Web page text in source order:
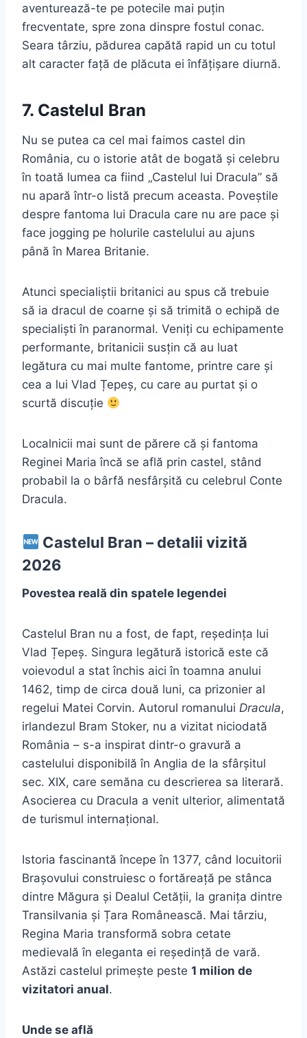
aventurează-te pe potecile mai puțin
frecventate, spre zona dinspre fostul conac.
Seara târziu, pădurea capătă rapid un cu totul
alt caracter față de plăcuta ei înfățișare diurnă.
7. Castelul Bran
Nu se putea ca cel mai faimos castel din
România, cu o istorie atât de bogată și celebru
în toată lumea ca fiind „Castelul lui Dracula” să
nu apară într-o listă precum aceasta. Poveștile
despre fantoma lui Dracula care nu are pace și
face jogging pe holurile castelului au ajuns
până în Marea Britanie.
Atunci specialiștii britanici au spus că trebuie
să ia dracul de coarne și să trimită o echipă de
specialiști în paranormal. Veniți cu echipamente
performante, britanicii susțin că au luat
legătura cu mai multe fantome, printre care și
cea a lui Vlad Țepeș, cu care au purtat și o
scurtă discuție
Localnicii mai sunt de părere că și fantoma
Reginei Maria încă se află prin castel, stând
probabil la o bârfă nesfârșită cu celebrul Conte
Dracula.
Castelul Bran – detalii vizită
2026
Povestea reală din spatele legendei
Castelul Bran nu a fost, de fapt, reședința lui
Vlad Țepeș. Singura legătură istorică este că
voievodul a stat închis aici în toamna anului
1462, timp de circa două luni, ca prizonier al
regelui Matei Corvin. Autorul romanului Dracula,
irlandezul Bram Stoker, nu a vizitat niciodată
România – s-a inspirat dintr-o gravură a
castelului disponibilă în Anglia de la sfârșitul
sec. XIX, care semăna cu descrierea sa literară.
Asocierea cu Dracula a venit ulterior, alimentată
de turismul internațional.
Istoria fascinantă începe în 1377, când locuitorii
Brașovului construiesc o fortăreață pe stânca
dintre Măgura și Dealul Cetății, la granița dintre
Transilvania și Țara Românească. Mai târziu,
Regina Maria transformă sobra cetate
medievală în eleganta ei reședință de vară.
Astăzi castelul primește peste 1 milion de
vizitatori anual.
Unde se află